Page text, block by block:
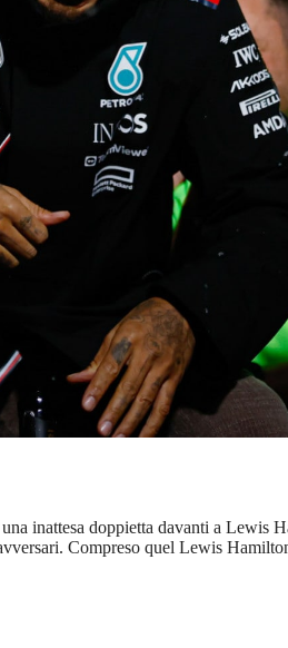
inattesa doppietta davanti a Lewis
Compreso quel Lewis